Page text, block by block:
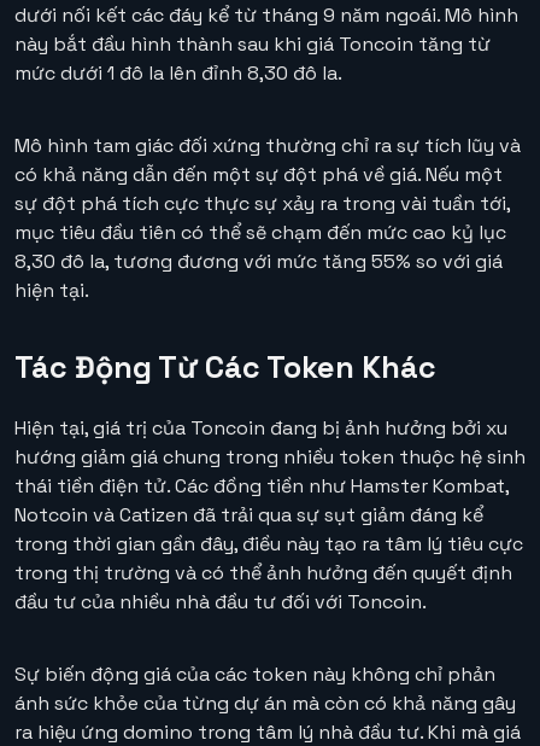
dưới nối kết các đáy kể từ tháng 9 năm ngoái. Mô hình
này bắt đầu hình thành sau khi giá Toncoin tăng từ
mức dưới 1 đô la lên đỉnh 8,30 đô la.
Mô hình tam giác đối xứng thường chỉ ra sự tích lũy và
có khả năng dẫn đến một sự đột phá về giá. Nếu một
sự đột phá tích cực thực sự xảy ra trong vài tuần tới,
mục tiêu đầu tiên có thể sẽ chạm đến mức cao kỷ lục
8,30 đô la, tương đương với mức tăng 55% so với giá
hiện tại.
Tác Động Từ Các Token Khác
Hiện tại, giá trị của Toncoin đang bị ảnh hưởng bởi xu
hướng giảm giá chung trong nhiều token thuộc hệ sinh
thái tiền điện tử. Các đồng tiền như Hamster Kombat,
Notcoin và Catizen đã trải qua sự sụt giảm đáng kể
trong thời gian gần đây, điều này tạo ra tâm lý tiêu cực
trong thị trường và có thể ảnh hưởng đến quyết định
đầu tư của nhiều nhà đầu tư đối với Toncoin.
Sự biến động giá của các token này không chỉ phản
ánh sức khỏe của từng dự án mà còn có khả năng gây
ra hiệu ứng domino trong tâm lý nhà đầu tư. Khi mà giá